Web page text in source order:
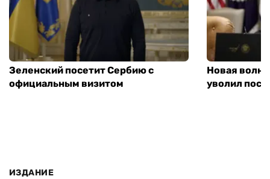
Зеленский посетит Сербию с
официальным визитом
Новая
уволил
ИЗДАНИЕ